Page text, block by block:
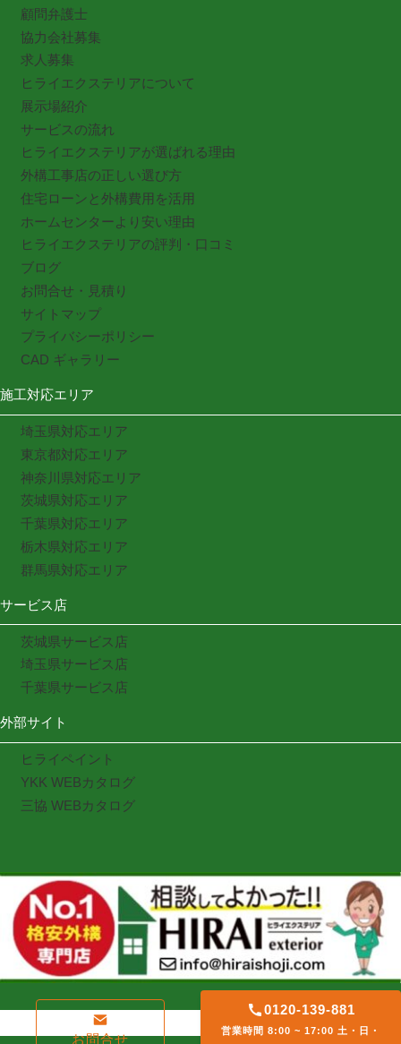
顧問弁護士
協力会社募集
求人募集
ヒライエクステリアについて
展示場紹介
サービスの流れ
ヒライエクステリアが選ばれる理由
外構工事店の正しい選び方
住宅ローンと外構費用を活用
ホームセンターより安い理由
ヒライエクステリアの評判・口コミ
ブログ
お問合せ・見積り
サイトマップ
プライバシーポリシー
CAD ギャラリー
施工対応エリア
埼玉県対応エリア
東京都対応エリア
神奈川県対応エリア
茨城県対応エリア
千葉県対応エリア
栃木県対応エリア
群馬県対応エリア
サービス店
茨城県サービス店
埼玉県サービス店
千葉県サービス店
外部サイト
ヒライペイント
YKK WEBカタログ
三協 WEBカタログ
お問合せ
0120-139-881
営業時間 8:00 ~ 17:00 土・日・